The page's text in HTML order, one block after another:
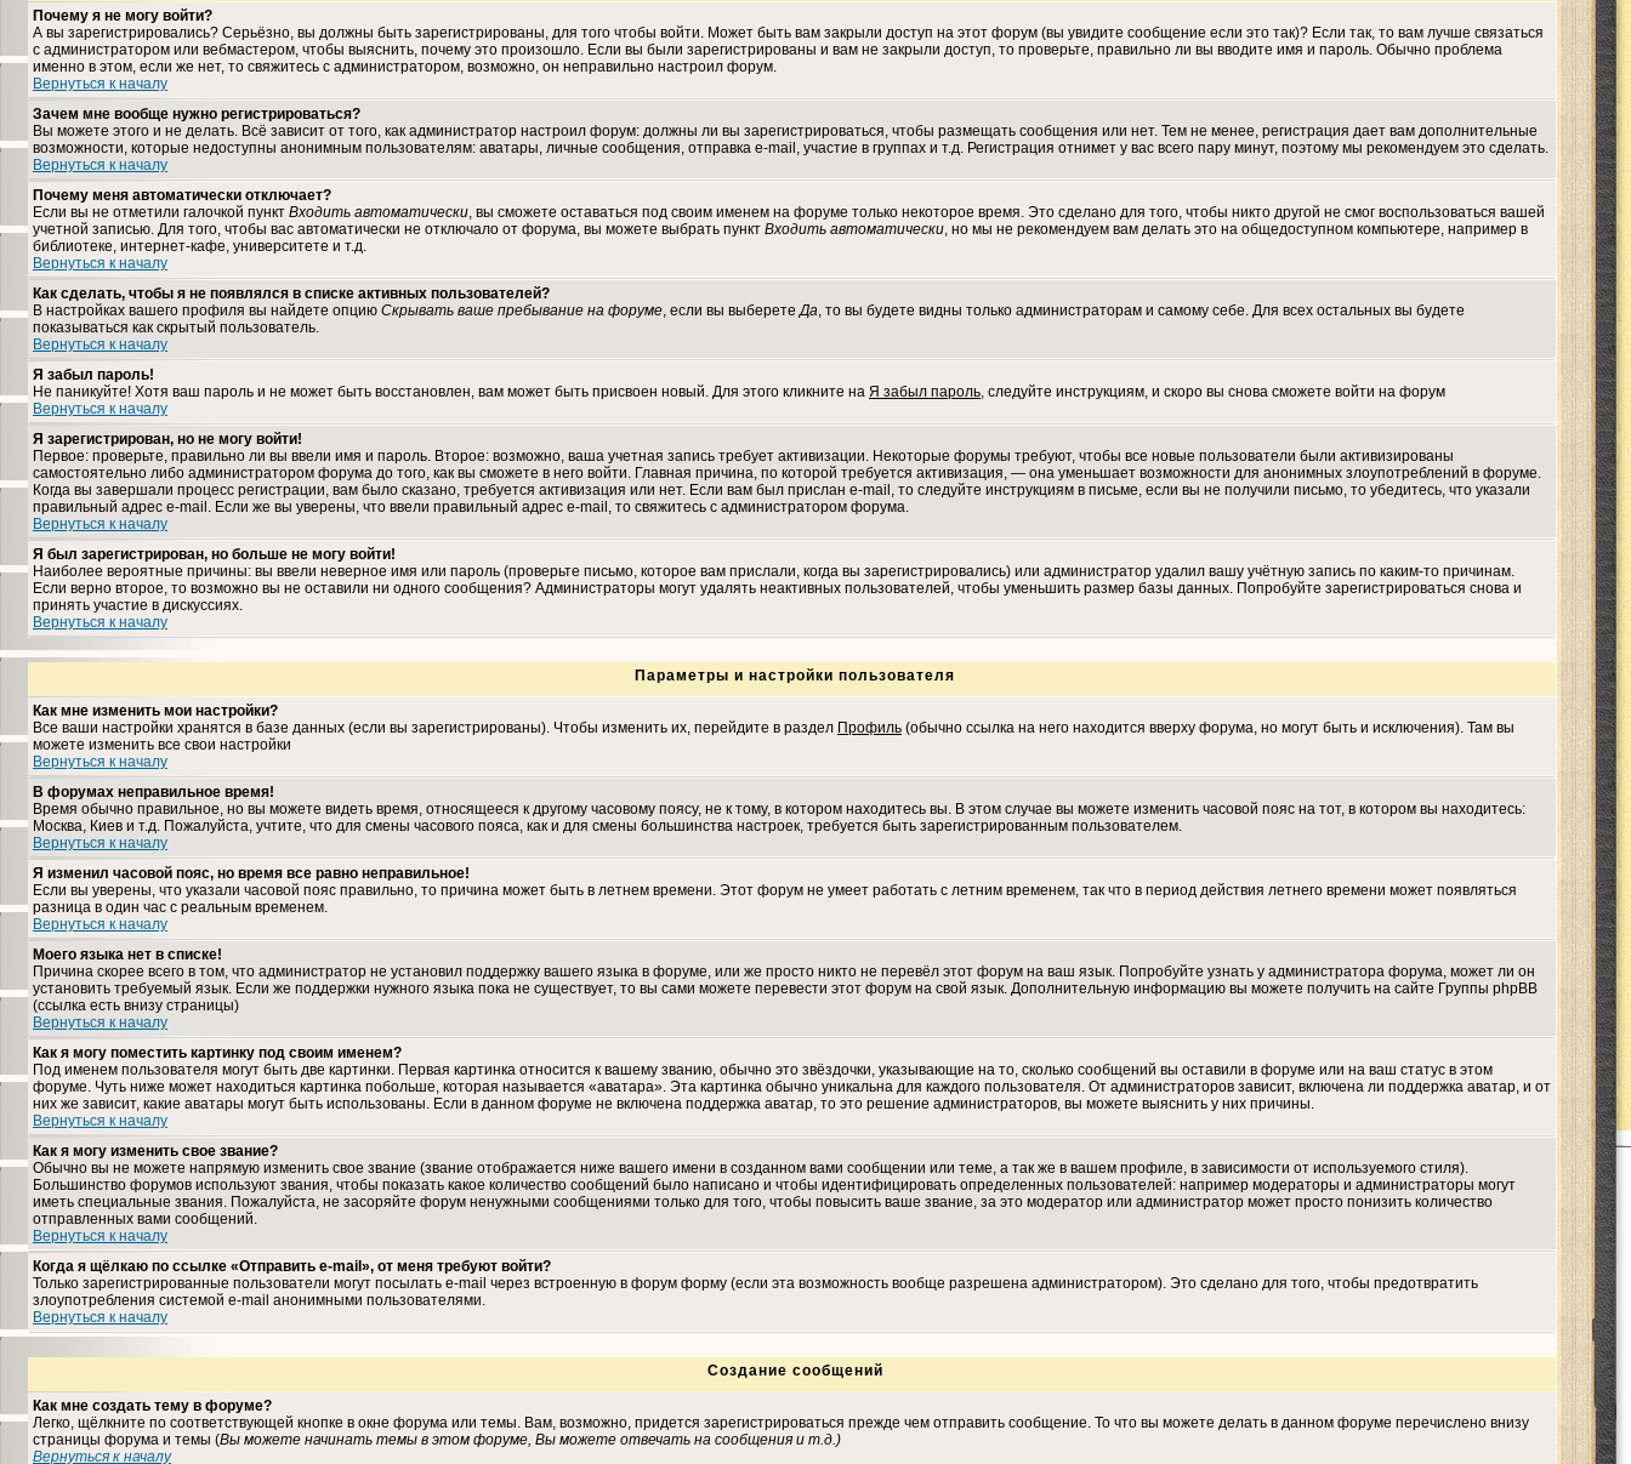
Почему я не могу войти?
А вы зарегистрировались? Серьёзно, вы должны быть зарегистрированы, для того чтобы войти. Может быть вам закрыли доступ на этот форум (вы увидите сообщение если это так)? Если так, то вам лучше связаться
с администратором или вебмастером, чтобы выяснить, почему это произошло. Если вы были зарегистрированы и вам не закрыли доступ, то проверьте, правильно ли вы вводите имя и пароль. Обычно проблема
именно в этом, если же нет, то свяжитесь с администратором, возможно, он неправильно настроил форум.
Вернуться к началу
Зачем мне вообще нужно регистрироваться?
Вы можете этого и не делать. Всё зависит от того, как администратор настроил форум: должны ли вы зарегистрироваться, чтобы размещать сообщения или нет. Тем не менее, регистрация дает вам дополнительные
возможности, которые недоступны анонимным пользователям: аватары, личные сообщения, отправка e-mail, участие в группах и т.д. Регистрация отнимет у вас всего пару минут, поэтому мы рекомендуем это сделать.
Вернуться к началу
Почему меня автоматически отключает?
Если вы не отметили галочкой пункт Входить автоматически, вы сможете оставаться под своим именем на форуме только некоторое время. Это сделано для того, чтобы никто другой не смог воспользоваться вашей
учетной записью. Для того, чтобы вас автоматически не отключало от форума, вы можете выбрать пункт Входить автоматически, но мы не рекомендуем вам делать это на общедоступном компьютере, например в
библиотеке, интернет-кафе, университете и т.д.
Вернуться к началу
Как сделать, чтобы я не появлялся в списке активных пользователей?
В настройках вашего профиля вы найдете опцию Скрывать ваше пребывание на форуме, если вы выберетеДа, то вы будете видны только администраторам и самому себе. Для всех остальных вы будете
показываться как скрытый пользователь.
Вернуться к началу
Я забыл пароль!
Не паникуйте! Хотя ваш пароль и не может быть восстановлен, вам может быть присвоен новый. Для этого кликните на Я забыл пароль, следуйте инструкциям, и скоро вы снова сможете войти на форум
Вернуться к началу
Я зарегистрирован, но не могу войти!
Первое: проверьте, правильно ли вы ввели имя и пароль. Второе: возможно, ваша учетная запись требует активизации. Некоторые форумы требуют, чтобы все новые пользователи были активизированы
самостоятельно либо администратором форума до того, как вы сможете в него войти. Главная причина, по которой требуется активизация, — она уменьшает возможности для анонимных злоупотреблений в форуме.
Когда вы завершали процесс регистрации, вам было сказано, требуется активизация или нет. Если вам был прислан e-mail, то следуйте инструкциям в письме, если вы не получили письмо, то убедитесь, что указали
правильный адрес e-mail. Если же вы уверены, что ввели правильный адрес e-mail, то свяжитесь с администратором форума.
Вернуться к началу
Я был зарегистрирован, но больше не могу войти!
Наиболее вероятные причины: вы ввели неверное имя или пароль (проверьте письмо, которое вам прислали, когда вы зарегистрировались) или администратор удалил вашу учётную запись по каким-то причинам.
Если верно второе, то возможно вы не оставили ни одного сообщения? Администраторы могут удалять неактивных пользователей, чтобы уменьшить размер базы данных. Попробуйте зарегистрироваться снова и
принять участие в дискуссиях.
Вернуться к началу
Параметры и настройки пользователя
Как мне изменить мои настройки?
Все ваши настройки хранятся в базе данных (если вы зарегистрированы). Чтобы изменить их, перейдите в раздел Профиль (обычно ссылка на него находится вверху форума, но могут быть и исключения). Там вы
можете изменить все свои настройки
Вернуться к началу
В форумах неправильное время!
Время обычно правильное, но вы можете видеть время, относящееся к другому часовому поясу, не к тому, в котором находитесь вы. В этом случае вы можете изменить часовой пояс на тот, в котором вы находитесь:
Москва, Киев и т.д. Пожалуйста, учтите, что для смены часового пояса, как и для смены большинства настроек, требуется быть зарегистрированным пользователем.
Вернуться к началу
Я изменил часовой пояс, но время все равно неправильное!
Если вы уверены, что указали часовой пояс правильно, то причина может быть в летнем времени. Этот форум не умеет работать с летним временем, так что в период действия летнего времени может появляться
разница в один час с реальным временем.
Вернуться к началу
Моего языка нет в списке!
Причина скорее всего в том, что администратор не установил поддержку вашего языка в форуме, или же просто никто не перевёл этот форум на ваш язык. Попробуйте узнать у администратора форума, может ли он
установить требуемый язык. Если же поддержки нужного языка пока не существует, то вы сами можете перевести этот форум на свой язык. Дополнительную информацию вы можете получить на сайте Группы phpBB
(ссылка есть внизу страницы)
Вернуться к началу
Как я могу поместить картинку под своим именем?
Под именем пользователя могут быть две картинки. Первая картинка относится к вашему званию, обычно это звёздочки, указывающие на то, сколько сообщений вы оставили в форуме или на ваш статус в этом
форуме. Чуть ниже может находиться картинка побольше, которая называется «аватара». Эта картинка обычно уникальна для каждого пользователя. От администраторов зависит, включена ли поддержка аватар, и от
них же зависит, какие аватары могут быть использованы. Если в данном форуме не включена поддержка аватар, то это решение администраторов, вы можете выяснить у них причины.
Вернуться к началу
Как я могу изменить свое звание?
Обычно вы не можете напрямую изменить свое звание (звание отображается ниже вашего имени в созданном вами сообщении или теме, а так же в вашем профиле, в зависимости от используемого стиля).
Большинство форумов используют звания, чтобы показать какое количество сообщений было написано и чтобы идентифицировать определенных пользователей: например модераторы и администраторы могут
иметь специальные звания. Пожалуйста, не засоряйте форум ненужными сообщениями только для того, чтобы повысить ваше звание, за это модератор или администратор может просто понизить количество
отправленных вами сообщений.
Вернуться к началу
Когда я щёлкаю по ссылке «Отправить e-mail», от меня требуют войти?
Только зарегистрированные пользователи могут посылать e-mail через встроенную в форум форму (если эта возможность вообще разрешена администратором). Это сделано для того, чтобы предотвратить
злоупотребления системой e-mail анонимными пользователями.
Вернуться к началу
Создание сообщений
Как мне создать тему в форуме?
Легко, щёлкните по соответствующей кнопке в окне форума или темы. Вам, возможно, придется зарегистрироваться прежде чем отправить сообщение. То что вы можете делать в данном форуме перечислено внизу
страницы форума и темы (Вы можете начинать темы в этом форуме, Вы можете отвечать на сообщения и т.д.)
Вернуться к началу